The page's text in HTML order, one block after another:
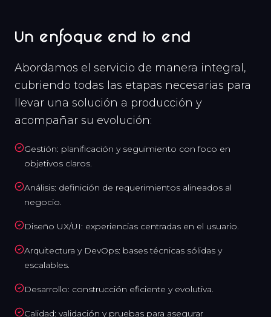
Un enfoque end to end
Abordamos el servicio de manera integral,
cubriendo todas las etapas necesarias para
llevar una solución a producción y
acompañar su evolución:
Gestión: planificación y seguimiento con foco en
objetivos claros.
Análisis: definición de requerimientos alineados al
negocio.
Diseño UX/UI: experiencias centradas en el usuario.
Arquitectura y DevOps: bases técnicas sólidas y
escalables.
Desarrollo: construcción eficiente y evolutiva.
Calidad: validación y pruebas para asegurar